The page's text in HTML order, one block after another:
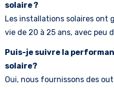
solaire ?
Les installations solaires ont
vie de 20 à 25 ans, avec peu
Puis-je suivre la
solaire?
Oui, nous fournissons des